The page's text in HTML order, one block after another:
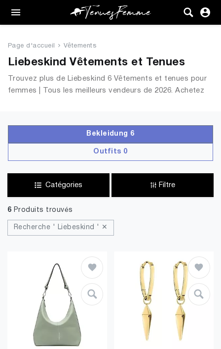
Femme
Vêtements
Chaussures
Page d'accueil Vêtements
Liebeskind Vêtements et Tenues
Trouvez plus de Liebeskind 6 Vêtements et tenues pour
femmes | Tous les meilleurs vendeurs de 2026. Achetez
Bekleidung 6
Outfits 0
Catégories Filtre
6 Produits trouvés
Recherche ' Liebeskind ' ✕